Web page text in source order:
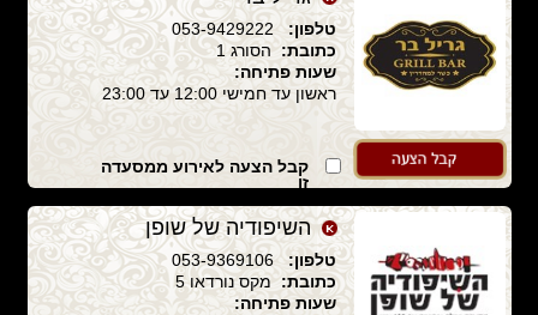
טלפון:053-9429222
כתובת: הסורג 1
שעות פתיחה:
ראשון עד חמישי 12:00 עד 23:00
קבל הצעה לאירוע ממסעדה
זו
השיפודיה של שופן
טלפון:053-9369106
כתובת: מקס נורדאו 5
שעות פתיחה: